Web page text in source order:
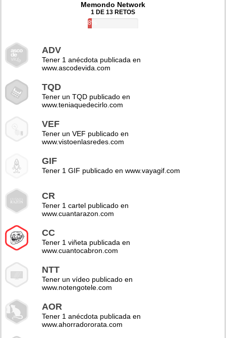
Memondo Network
1 DE 13 RETOS
8%
ADV
Tener 1 anécdota publicada en
www.ascodevida.com
TQD
Tener un TQD publicado en
www.teniaquedecirlo.com
VEF
Tener un VEF publicado en
www.vistoenlasredes.com
GIF
Tener 1 GIF publicado en www.vayagif.com
CR
Tener 1 cartel publicado en
www.cuantarazon.com
CC
Tener 1 viñeta publicada en
www.cuantocabron.com
NTT
Tener un vídeo publicado en
www.notengotele.com
AOR
Tener 1 anécdota publicada en
www.ahorradororata.com